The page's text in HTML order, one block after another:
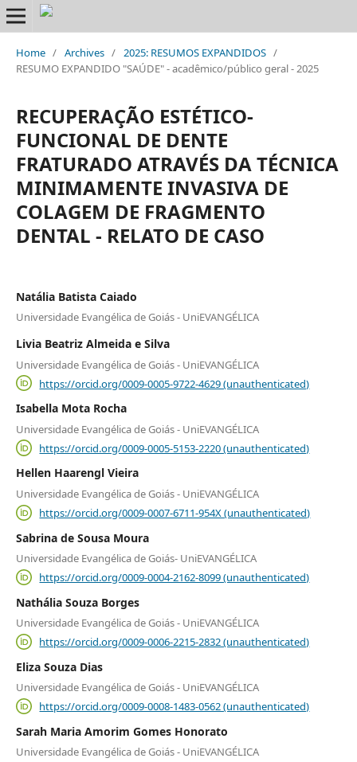
Home / Archives / 2025: RESUMOS EXPANDIDOS /
RESUMO EXPANDIDO "SAÚDE" - acadêmico/público geral - 2025
RECUPERAÇÃO ESTÉTICO-
FUNCIONAL DE DENTE
FRATURADO ATRAVÉS DA TÉCNICA
MINIMAMENTE INVASIVA DE
COLAGEM DE FRAGMENTO
DENTAL - RELATO DE CASO
Natália Batista Caiado
Universidade Evangélica de Goiás - UniEVANGÉLICA
Livia Beatriz Almeida e Silva
Universidade Evangélica de Goiás - UniEVANGÉLICA
https://orcid.org/0009-0005-9722-4629 (unauthenticated)
Isabella Mota Rocha
Universidade Evangélica de Goiás - UniEVANGÉLICA
https://orcid.org/0009-0005-5153-2220 (unauthenticated)
Hellen Haarengl Vieira
Universidade Evangélica de Goiás - UniEVANGÉLICA
https://orcid.org/0009-0007-6711-954X (unauthenticated)
Sabrina de Sousa Moura
Universidade Evangélica de Goiás- UniEVANGÉLICA
https://orcid.org/0009-0004-2162-8099 (unauthenticated)
Nathália Souza Borges
Universidade Evangélica de Goiás - UniEVANGÉLICA
https://orcid.org/0009-0006-2215-2832 (unauthenticated)
Eliza Souza Dias
Universidade Evangélica de Goiás - UniEVANGÉLICA
https://orcid.org/0009-0008-1483-0562 (unauthenticated)
Sarah Maria Amorim Gomes Honorato
Universidade Evangélica de Goiás - UniEVANGÉLICA